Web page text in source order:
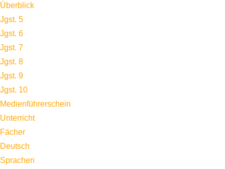
Überblick
Jgst. 5
Jgst. 6
Jgst. 7
Jgst. 8
Jgst. 9
Jgst. 10
Medienführerschein
Unterricht
Fächer
Deutsch
Sprachen